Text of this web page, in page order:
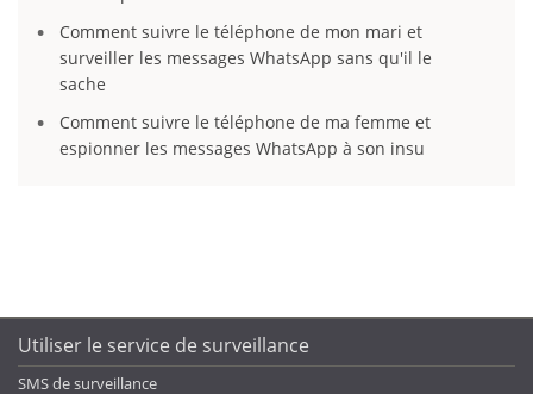
Comment suivre le téléphone de mon mari et
surveiller les messages WhatsApp sans qu'il le
sache
Comment suivre le téléphone de ma femme et
espionner les messages WhatsApp à son insu
Utiliser le service de surveillance
SMS de surveillance